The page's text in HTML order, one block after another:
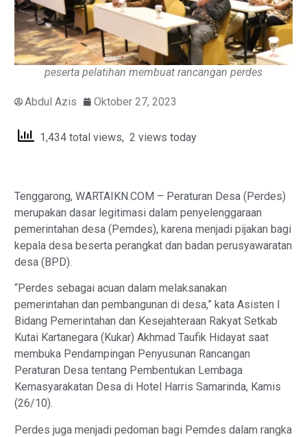
peserta pelatihan membuat rancangan perdes
Abdul Azis Oktober 27, 2023
1,434 total views, 2 views today
Tenggarong, WARTAIKN.COM – Peraturan Desa (Perdes)
merupakan dasar legitimasi dalam penyelenggaraan
pemerintahan desa (Pemdes), karena menjadi pijakan bagi
kepala desa beserta perangkat dan badan perusyawaratan
desa (BPD).
“Perdes sebagai acuan dalam melaksanakan
pemerintahan dan pembangunan di desa,” kata Asisten I
Bidang Pemerintahan dan Kesejahteraan Rakyat Setkab
Kutai Kartanegara (Kukar) Akhmad Taufik Hidayat saat
membuka Pendampingan Penyusunan Rancangan
Peraturan Desa tentang Pembentukan Lembaga
Kemasyarakatan Desa di Hotel Harris Samarinda, Kamis
(26/10).
Perdes juga menjadi pedoman bagi Pemdes dalam rangka